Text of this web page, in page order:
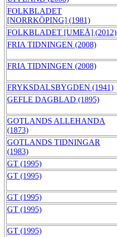
FOLKBLADET
[NORRKÖPING] (1981)
FOLKBLADET [UMEÅ] (2012)
FRIA TIDNINGEN (2008)
FRIA TIDNINGEN (2008)
FRYKSDALSBYGDEN (1941)
GEFLE DAGBLAD (1895)
GOTLANDS ALLEHANDA
(1873)
GOTLANDS TIDNINGAR
(1983)
GT (1995)
GT (1995)
GT (1995)
GT (1995)
GT (1995)